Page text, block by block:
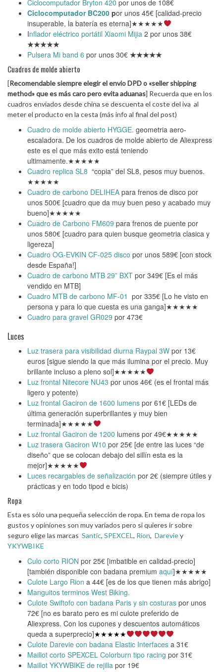
Ciclocomputador Bryton 420 por unos de 108€
Ciclocomputador BC200 por unos 45€ [calidad-precio
insuperable, la batería es eterna]★★★★★
Inflador eléctrico portátil Xiaomi Mijia 2 por unos 38€
★★★★★
Pulsera Mi band 6 por unos 30€ ★★★★★
Cuadros de molde abierto
[Recomendable siempre elegir el envio DPD o «seller shipping
method» que es más caro pero evita aduanas] Recuerda que en los
cuadros enviados desde china se descuenta el coste del iva al
meter el producto en la cesta (más info al final del post)
Cuadro de molde abierto HYGGE. geometria aero-
escaladora. De los cuadros de molde abierto de Aliexpress
este es el que más exito está teniendo
ultimamente.★★★★★
Cuadro replica SL8 “copia” del SL8, pesos muy buenos.
★★★★★
Cuadro de carbono DELIHEA para frenos de disco por
unos 500€ [cuadro que da muy buen peso y acabado muy
bueno]★★★★★
Cuadro de Carbono FM609 para frenos de puente por
unos 580€ [cuadro para quien busque geometria clasica y
ligereza]
Cuadro OG-EVKIN CF-025 disco por unos 589€ [con stock
desde España!]
Cuadro de carbono MTB 29” BXT por 349€ [Es el más
vendido en MTB]
Cuadro MTB de carbono MF-01 por 335€ [Lo he visto en
persona y para lo que cuesta es una ganga]★★★★★
Cuadro para gravel GR029 por 473€
Luces
Luz trasera para visibilidad diurna Raypal 3W por 13€
euros [sigue siendo la que más ilumina por el precio. Muy
brillante incluso a pleno sol]★★★★★
Luz frontal Nitecore NU43 por unos 46€ (es el frontal más
ligero y potente)
Luz frontal Gaciron de 1600 lumens por 61€ [LEDs de
última generación superbrillantes y muy bien
terminada]★★★★★
Luz frontal Gaciron de 1200 lumens por 49€★★★★★
Luz trasera Gaciron W10 por 25€ [de entre las luces “de
diseño” que se colocan debajo del sillín esta es la
mejor]★★★★★
Luces recargables de señalización por 2€ (siempre útiles y
prácticas y en todo tipod e bicis)
Ropa
Esta es sólo una pequeña selección de ropa. En tema de ropa los
gustos y opiniones son muy variados pero si quieres ir sobre
seguro elige las marcas Santic, SPEXCEL , Rion, Dareviey
YKYWBIKE
Culo corto RION por 25€ [imbatible en calidad-precio]
[también disponible con badana premium aquí]★★★★★
Culote Largo Rion a 44€ [es de los que tienen más abrigo]
Manguitos terminos West Biking.
Culote Swiftofo con badana Paris y sin costuras por unos
72€ [no es barato pero es mi culote preferido de
Aliexpress. Con los cupones y descuentos automáticos
queda a superprecio]★★★★★
Culote Darevie con badana Elastic Interfaces a 31€
Maillot corto SPEXCEL Colorburn tipo racing por 31€
Maillot YKYWBIKE de rejilla por 19€